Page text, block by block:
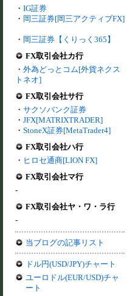
・ IG証券
・ 岡三証券[岡三アクティブFX]
・ 岡三証券【くりっく365】
FX取引会社カ行
・ 外為どっとコム[外貨ネクス
トネオ]
FX取引会社サ行
・ サクソバンク証券
・ JFX[MATRIXTRADER]
・ StoneX証券[MetaTrader4]
FX取引会社ハ行
・ ヒロセ通商[LION FX]
FX取引会社マ行
-
FX取引会社ヤ・ワ・ラ行
-
当ブログの記事リスト
ドル円(USD/JPY)チャート
ユーロドル(EUR/USD)チャ
ート